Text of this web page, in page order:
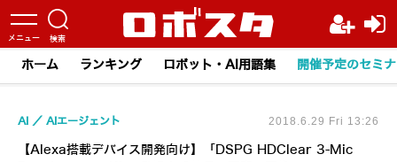
ホーム ランキング ロボット・AI用語集 開催予定のセミ
【Alexa搭載デバイス開発向け】「DSPG HDClear 3-Mic
AI AIエージェント 2018.6.29 Fri 13:26